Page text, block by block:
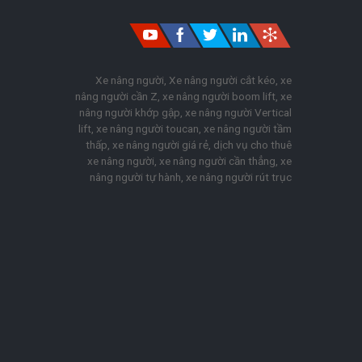
Xe nâng người Xe nâng người cắt kéo xe
nâng người cần Z xe nâng người boom lift xe
nâng người khớp gập xe nâng người Vertical
lift xe nâng người toucan xe nâng người tầm
thấp xe nâng người giá rẻ dịch vụ cho thuê
xe nâng người xe nâng người cần thẳng xe
nâng người tự hành xe nâng người rút trục